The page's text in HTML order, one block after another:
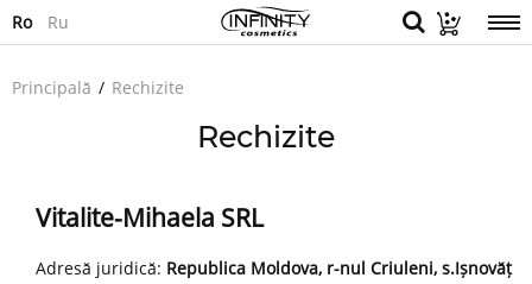
Ro Ru
Principală Rechizite
Rechizite
Vitalite-Mihaela SRL
Adresă juridică: Republica Moldova, r-nul Criuleni, s.Ișnovăț